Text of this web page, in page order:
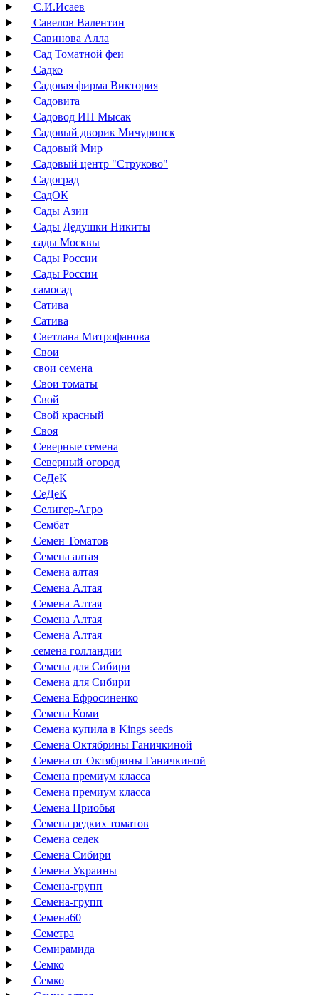
С.И.Исаев
Савелов Валентин
Савинова Алла
Сад Томатной феи
Садко
Садовая фирма Виктория
Садовита
Садовод ИП Мысак
Садовый дворик Мичуринск
Садовый Мир
Садовый центр "Струково"
Садоград
СадОК
Сады Азии
Сады Дедушки Никиты
сады Москвы
Сады России
Сады России
самосад
Сатива
Сатива
Светлана Митрофанова
Свои
свои семена
Свои томаты
Свой
Свой красный
Своя
Северные семена
Северный огород
СеДеК
СеДеК
Селигер-Агро
Сембат
Семен Томатов
Семена алтая
Семена алтая
Семена Алтая
Семена Алтая
Семена Алтая
Семена Алтая
семена голландии
Семена для Сибири
Семена для Сибири
Семена Ефросиненко
Семена Коми
Семена купила в Kings seeds
Семена Октябрины Ганичкиной
Семена от Октябрины Ганичкиной
Семена премиум класса
Семена премиум класса
Семена Приобья
Семена редких томатов
Семена седек
Семена Сибири
Семена Украины
Семена-групп
Семена-групп
Семена60
Семетра
Семирамида
Семко
Семко